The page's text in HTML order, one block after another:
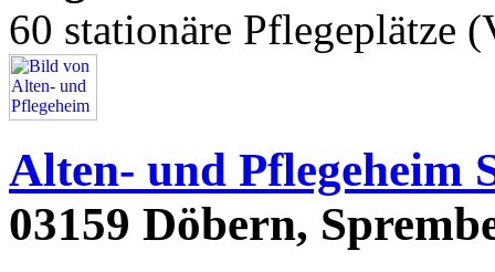
60 stationäre Pflegeplätze
Alten- und Pflegeheim
03159 Döbern,